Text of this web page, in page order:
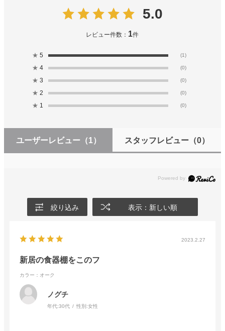
5.0
レビュー件数： 1件
★ 5 (1)
★ 4 (0)
★ 3 (0)
★ 2 (0)
★ 1 (0)
ユーザーレビュー （1） スタッフレビュー（0）
絞り込み 表示：新しい順
2023.2.27
新居の食器棚をこのフ
カラー：オーク
ノグチ
年代:30代 性別:女性